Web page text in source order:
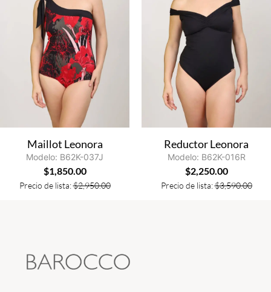
Maillot Leonora
Modelo: B62K-037J
$1,850.00
Precio de lista:$2,950.00
Reductor Leonora
Modelo: B62K-016R
$2,250.00
Precio de lista:$3,590.00